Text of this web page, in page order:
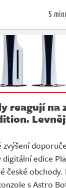
5
reagují na
zvýšení
edice
české
s Astro